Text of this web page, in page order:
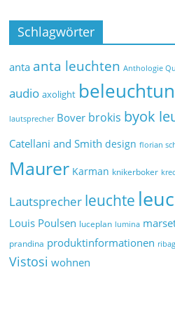
Schlagwörter
anta anta leuchten Anthologie
audio axolight
lautsprecher Bover brokis byok
Catellani and Smith design florian
Maurer Karman knikerboker
Lautsprecher leuchte
Louis Poulsen luceplan lumina
prandina produktinformationen ribag
Vistosi wohnen